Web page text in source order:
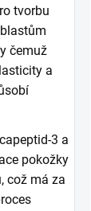
tvorbu
čemuž
a
3 a
pokožky
což má za